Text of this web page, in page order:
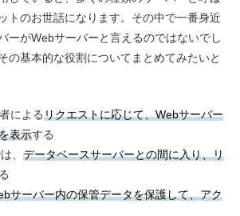
トのお世話になります。その中で一番身近
ーがWebサーバーと言えるのではないでし
の基本的な役割についてまとめてみたいと
によるリクエストに応じて、Webサーバー
表示する
、データベースサーバーとの間に入り、リ
サーバー内の保管データを保護して、アク